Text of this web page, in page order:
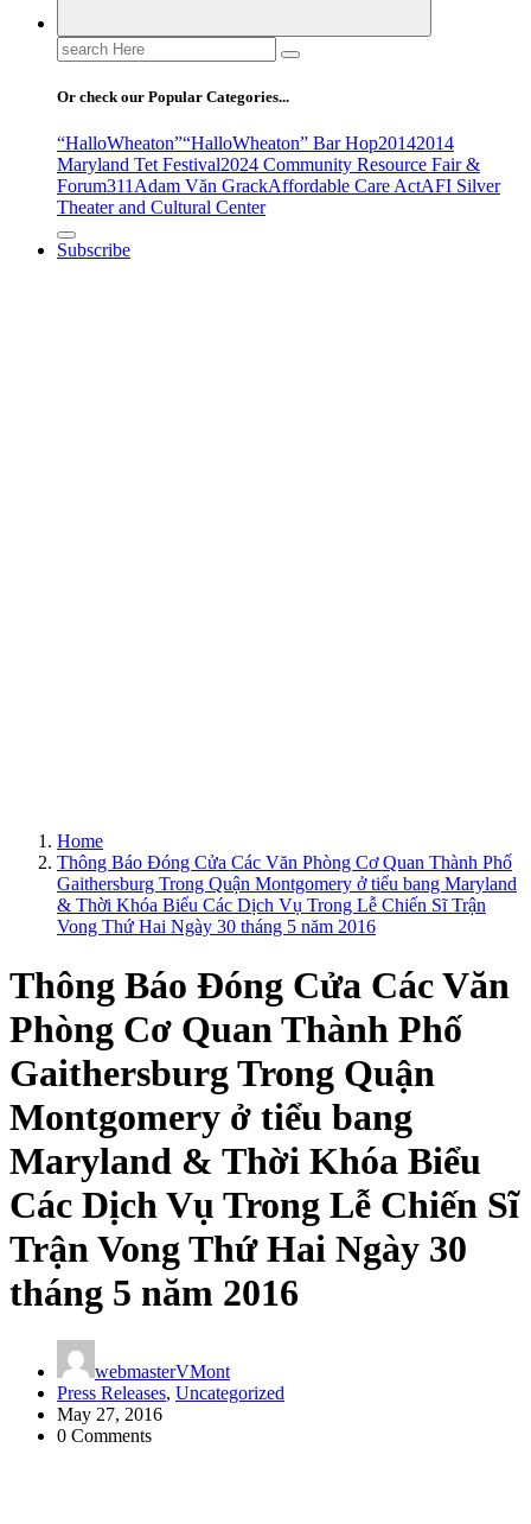
Search
for:
Or check our Popular Categories...
“HalloWheaton”“HalloWheaton” Bar Hop20142014
Maryland Tet Festival2024 Community Resource Fair &
Forum311Adam Văn GrackAffordable Care ActAFI Silver
Theater and Cultural Center
Subscribe
Home
Thông Báo Đóng Cửa Các Văn Phòng Cơ Quan Thành Phố
Gaithersburg Trong Quận Montgomery ở tiểu bang Maryland
& Thời Khóa Biểu Các Dịch Vụ Trong Lễ Chiến Sĩ Trận
Vong Thứ Hai Ngày 30 tháng 5 năm 2016
Thông Báo Đóng Cửa Các Văn
Phòng Cơ Quan Thành Phố
Gaithersburg Trong Quận
Montgomery ở tiểu bang
Maryland & Thời Khóa Biểu
Các Dịch Vụ Trong Lễ Chiến Sĩ
Trận Vong Thứ Hai Ngày 30
tháng 5 năm 2016
webmasterVMont
Press Releases, Uncategorized
May 27, 2016
0 Comments